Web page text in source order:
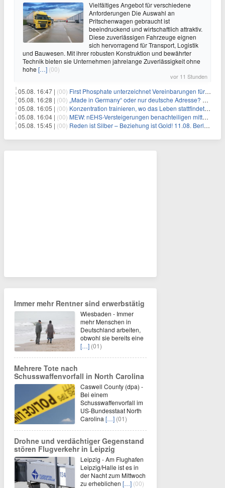
Vielfältiges Angebot für verschiedene
Anforderungen Die Auswahl an
Pritschenwagen gebraucht ist
beeindruckend und wirtschaftlich attraktiv.
Diese zuverlässigen Fahrzeuge eignen
sich hervorragend für Transport, Logistik
und Bauwesen. Mit ihrer robusten Konstruktion und bewährter
Technik bieten sie Unternehmen jahrelange Zuverlässigkeit ohne
hohe […] (00)
vor 11 Stunden
05.08. 16:47 | (00) First Phosphate unterzeichnet Vereinbarungen für nicht zu refundierende Zuwendungen in Höhe von 4,84 Mio. $ von der kanadischen Regierung für Straßeninfrastruktur und Stromübertragungsleitungen
05.08. 16:28 | (00) „Made in Germany“ oder nur deutsche Adresse? So erkennen Sie, wo Ihre Leiterplatten wirklich gefertigt werden
05.08. 16:05 | (00) Konzentration trainieren, wo das Leben stattfindet: Mobile EEG-Technologie bringt Neurofeedback in den Alltag
05.08. 16:04 | (00) MEW: nEHS-Versteigerungen benachteiligen mittelständische Unternehmen
05.08. 15:45 | (00) Reden ist Silber – Beziehung ist Gold! 11.08. Berlin – 18:30 Uhr
Immer mehr Rentner sind erwerbstätig
Wiesbaden - Immer
mehr Menschen in
Deutschland arbeiten,
obwohl sie bereits eine
[…] (01)
Mehrere Tote nach
Schusswaffenvorfall in North Carolina
Caswell County (dpa) -
Bei einem
Schusswaffenvorfall im
US-Bundesstaat North
Carolina […] (01)
Drohne und verdächtiger Gegenstand
stören Flugverkehr in Leipzig
Leipzig - Am Flughafen
Leipzig/Halle ist es in
der Nacht zum Mittwoch
zu erheblichen […] (00)